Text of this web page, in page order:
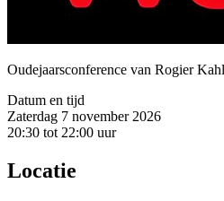
Oudejaarsconference van Rogier
Datum en tijd
Zaterdag 7 november 2026
20:30 tot 22:00 uur
Locatie